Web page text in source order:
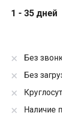
1 - 35 дней
Без
Без
Наличие